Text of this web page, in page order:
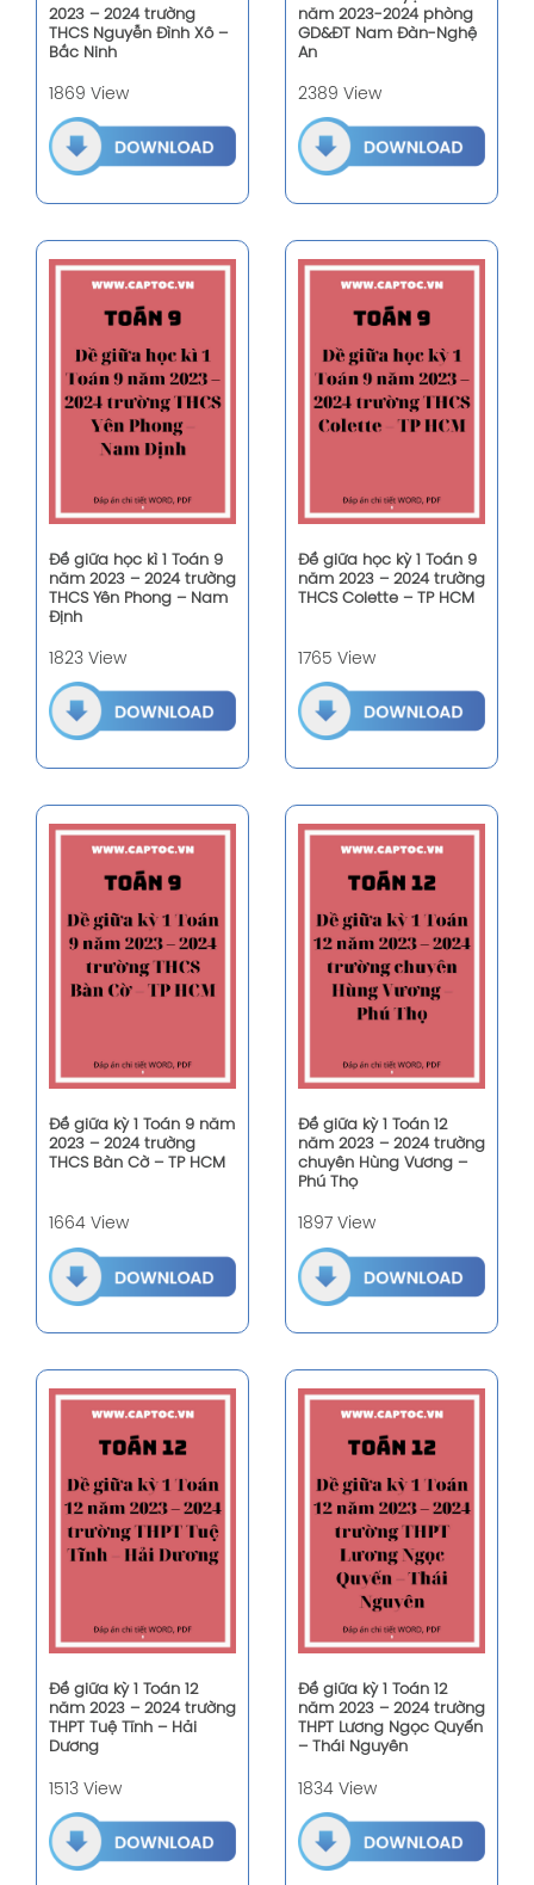
2023 – 2024 trường
THCS Nguyễn Đình Xô –
Bắc Ninh
1869 View
năm 2023-2024 phòng
GD&ĐT Nam Đàn-Nghệ
An
2389 View
Đề giữa học kì 1 Toán 9
năm 2023 – 2024 trường
THCS Yên Phong – Nam
Định
1823 View
Đề giữa học kỳ 1 Toán 9
năm 2023 – 2024 trường
THCS Colette – TP HCM
1765 View
Đề giữa kỳ 1 Toán 9 năm
2023 – 2024 trường
THCS Bàn Cờ – TP HCM
1664 View
Đề giữa kỳ 1 Toán 12
năm 2023 – 2024 trường
chuyên Hùng Vương –
Phú Thọ
1897 View
Đề giữa kỳ 1 Toán 12
năm 2023 – 2024 trường
THPT Tuệ Tĩnh – Hải
Dương
1513 View
Đề giữa kỳ 1 Toán 12
năm 2023 – 2024 trường
THPT Lương Ngọc Quyến
– Thái Nguyên
1834 View